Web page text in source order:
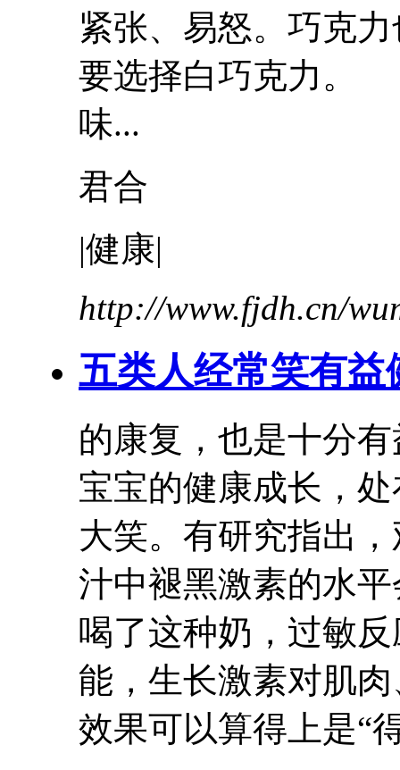
紧张、易怒。巧克
要选择白巧克力
味...
君合
|健康|
http://www.fjdh.cn/
五类人经常笑有益
的康复，也是十分有
宝宝的健康成长，
大笑。有研究指出
汁中褪黑激素的水
喝了这种奶，过敏
能，生长激素对肌
效果可以算得上是“